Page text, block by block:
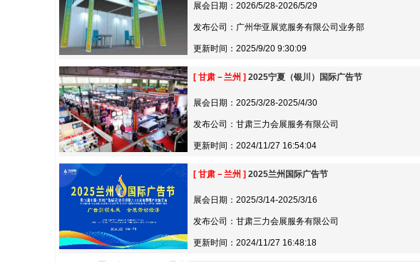
展会日期：2026/5/28-2026/5/29
发布公司：广州华亚展览服务有限公司业务部
更新时间：2025/9/20 9:30:09
[ 甘肃－兰州 ] 2025宁夏（银川）国际广告节
展会日期：2025/3/28-2025/4/30
发布公司：甘肃三力会展服务有限公司
更新时间：2024/11/27 16:54:04
[ 甘肃－兰州 ] 2025兰州国际广告节
展会日期：2025/3/14-2025/3/16
发布公司：甘肃三力会展服务有限公司
更新时间：2024/11/27 16:48:18